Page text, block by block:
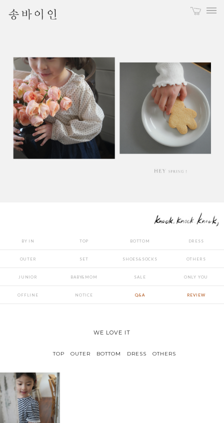
BY IN TOP BOTTOM DRESS
OUTER SET SHOES&SOCKS OTHERS
JUNIOR BABY&MOM SALE ONLY YOU
OFFLINE NOTICE Q&A REVIEW
WE LOVE IT
TOP OUTER BOTTOM DRESS OTHERS